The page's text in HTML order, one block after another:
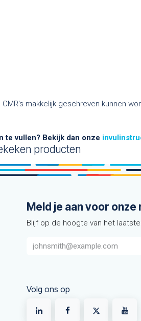
makkelijk geschreven kunnen
te vullen? Bekijk dan onze
producten
Meld je aan voor
Blijf op de hoogte van het
Volg ons op